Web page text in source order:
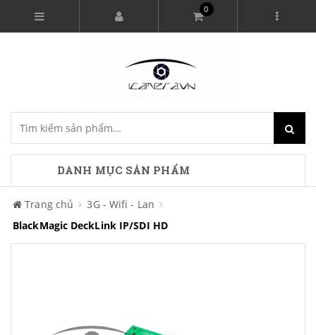
0
DANH MỤC SẢN PHẨM
Trang chủ
3G - Wifi - Lan
BlackMagic DeckLink IP/SDI HD